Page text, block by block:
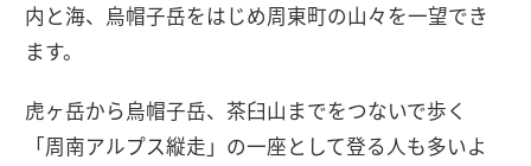
内と海、烏帽子岳をはじめ周東町の山々を一望でき
ます。
虎ヶ岳から烏帽子岳、茶臼山までをつないで歩く
「周南アルプス縦走」の一座として登る人も多いよ